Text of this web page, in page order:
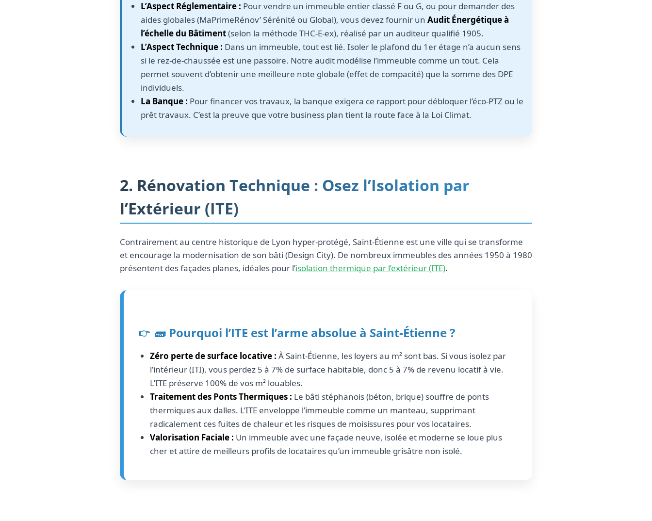
L’Aspect Réglementaire : Pour vendre un immeuble entier classé F ou G, ou pour demander des
aides globales (MaPrimeRénov’ Sérénité ou Global), vous devez fournir un Audit Énergétique à
l’échelle du Bâtiment(selon la méthode THC-E-ex), réalisé par un auditeur qualifié 1905.
L’Aspect Technique : Dans un immeuble, tout est lié. Isoler le plafond du 1er étage n’a aucun sens
si le rez-de-chaussée est une passoire. Notre audit modélise l’immeuble comme un tout. Cela
permet souvent d’obtenir une meilleure note globale (effet de compacité) que la somme des DPE
individuels.
La Banque : Pour financer vos travaux, la banque exigera ce rapport pour débloquer l’éco-PTZ ou le
prêt travaux. C’est la preuve que votre business plan tient la route face à la Loi Climat.
2. Rénovation Technique : Osez l’Isolation par
l’Extérieur (ITE)
Contrairement au centre historique de Lyon hyper-protégé, Saint-Étienne est une ville qui se transforme
et encourage la modernisation de son bâti (Design City). De nombreux immeubles des années 1950 à 1980
présentent des façades planes, idéales pour l’isolation thermique par l’extérieur (ITE).
🧱 Pourquoi l’ITE est l’arme absolue à Saint-Étienne ?
Zéro perte de surface locative : À Saint-Étienne, les loyers au m² sont bas. Si vous isolez par
l’intérieur (ITI), vous perdez 5 à 7% de surface habitable, donc 5 à 7% de revenu locatif à vie.
L’ITE préserve 100% de vos m² louables.
Traitement des Ponts Thermiques : Le bâti stéphanois (béton, brique) souffre de ponts
thermiques aux dalles. L’ITE enveloppe l’immeuble comme un manteau, supprimant
radicalement ces fuites de chaleur et les risques de moisissures pour vos locataires.
Valorisation Faciale : Un immeuble avec une façade neuve, isolée et moderne se loue plus
cher et attire de meilleurs profils de locataires qu’un immeuble grisâtre non isolé.